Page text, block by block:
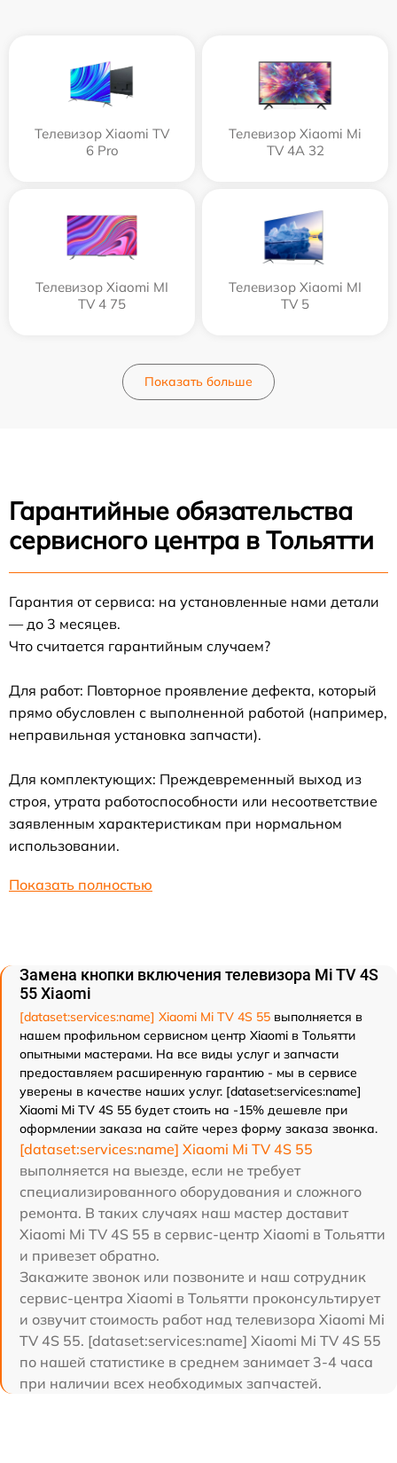
Телевизор Xiaomi TV
6 Pro
Телевизор Xiaomi Mi
TV 4A 32
Телевизор Xiaomi MI
TV 4 75
Телевизор Xiaomi MI
TV 5
Показать больше
Гарантийные обязательства
сервисного центра в Тольятти
Гарантия от сервиса: на установленные нами детали
— до 3 месяцев.
Что считается гарантийным случаем?
Для работ: Повторное проявление дефекта, который
прямо обусловлен с выполненной работой (например,
неправильная установка запчасти).
Для комплектующих: Преждевременный выход из
строя, утрата работоспособности или несоответствие
заявленным характеристикам при нормальном
использовании.
Показать полностью
Замена кнопки включения телевизора Mi TV 4S
55 Xiaomi
[dataset:services:name] Xiaomi Mi TV 4S 55 выполняется в
нашем профильном сервисном центр Xiaomi в Тольятти
опытными мастерами. На все виды услуг и запчасти
предоставляем расширенную гарантию - мы в сервисе
уверены в качестве наших услуг. [dataset:services:name]
Xiaomi Mi TV 4S 55 будет стоить на -15% дешевле при
оформлении заказа на сайте через форму заказа звонка.
[dataset:services:name] Xiaomi Mi TV 4S 55
выполняется на выезде, если не требует
специализированного оборудования и сложного
ремонта. В таких случаях наш мастер доставит
Xiaomi Mi TV 4S 55 в сервис-центр Xiaomi в Тольятти
и привезет обратно.
Закажите звонок или позвоните и наш сотрудник
сервис-центра Xiaomi в Тольятти проконсультирует
и озвучит стоимость работ над телевизора Xiaomi Mi
TV 4S 55. [dataset:services:name] Xiaomi Mi TV 4S 55
по нашей статистике в среднем занимает 3-4 часа
при наличии всех необходимых запчастей.